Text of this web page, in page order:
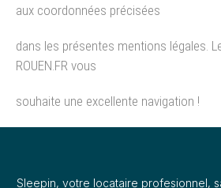
aux coordonnées précisées
dans les présentes mentions légales.
ROUEN.FR vous
souhaite une excellente navigation !
Sleepin, votre locataire profesionnel,